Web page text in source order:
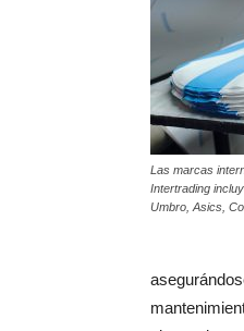
Las marcas
Intertrading
Umbro, Asics,